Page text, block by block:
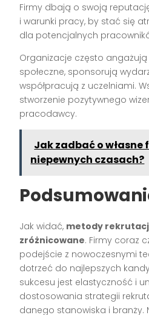
Firmy dbają o swoją
i warunki pracy, by stać się
dla potencjalnych
Organizacje często
społeczne, sponsorują
współpracują z uczelniami.
stworzenie pozytywnego
pracodawcy.
Jak zadbać o własne
niepewnych czasach?
Jak widać, metody
zróżnicowane. Firmy coraz
podejście z nowoczesnymi
dotrzeć do najlepszych
sukcesu jest elastyczność i
dostosowania strategii
danego stanowiska i branży.